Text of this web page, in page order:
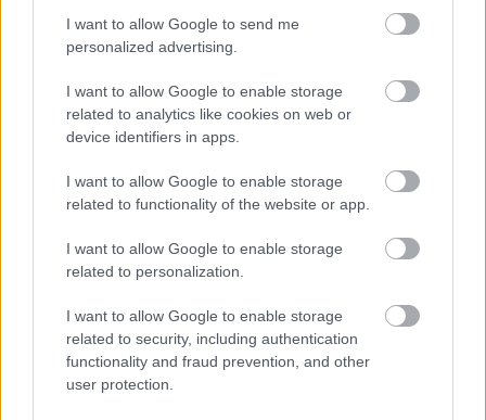
I want to allow Google to send me
personalized advertising.
I want to allow Google to enable storage
related to analytics like cookies on web or
device identifiers in apps.
I want to allow Google to enable storage
related to functionality of the website or app.
I want to allow Google to enable storage
related to personalization.
I want to allow Google to enable storage
related to security, including authentication
functionality and fraud prevention, and other
user protection.
(μαζί με την έμπνευση) στα στενά της Αθήνας, κι από τότε
μέχρι σήμερα δεν έχει σταματήσει να μεγαλώνει.
Αμετανόητα περίεργη, θα πάει με την ίδια ευκολία σε
συνοικιακά κουτούκια και σε τρέντι μπαρ, και θα σου μιλήσει
με τον ίδιο ενθουσιασμό για τα ταξίδια της, τα νέα της
και τις τελευταίες τάσεις σε διατροφή και άσκηση. Υπόσχεται
πως μόνο ό,τι αξίζει γίνεται byte.
Διαβάστε επίσης